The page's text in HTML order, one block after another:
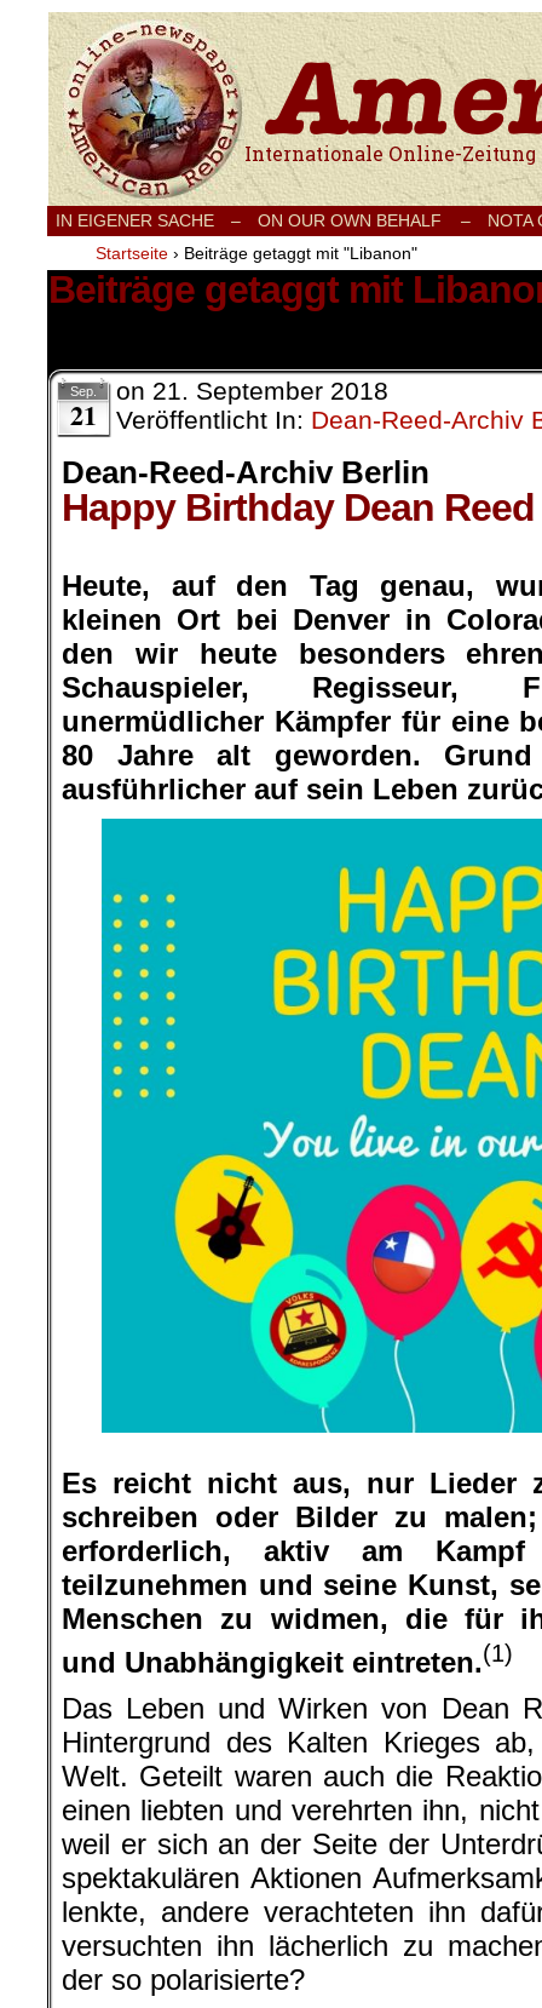
Internationale Onlinezeitung für Frieden,
IN EIGENER SACHE – ON OUR OWN BEHALF –
NOTA
Startseite › Beiträge getaggt mit "Libanon"
Beiträge getaggt mit
Sep.
21
on 21. September 2018
Veröffentlicht In: Dean-Reed-Archiv
Dean-Reed-Archiv Berlin
Happy Birthday Dean Reed
Heute, auf den Tag genau,
kleinen Ort bei Denver in
den wir heute besonders
Schauspieler, Regisseur,
unermüdlicher Kämpfer für eine
80 Jahre alt geworden.
ausführlicher auf sein Leben
Es reicht nicht aus, nur Lieder
schreiben oder Bilder zu
erforderlich, aktiv am
teilzunehmen und seine Kunst,
Menschen zu widmen, die für
und Unabhängigkeit eintreten.(1)
Das Leben und Wirken von Dean
Hintergrund des Kalten Krieges
Welt. Geteilt waren auch die
einen liebten und verehrten ihn,
weil er sich an der Seite der
spektakulären Aktionen
lenkte, andere verachteten ihn
versuchten ihn lächerlich zu
der so polarisierte?